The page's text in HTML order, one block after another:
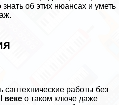
об этих нюансах и уметь
сантехнические работы без
веке о таком ключе даже